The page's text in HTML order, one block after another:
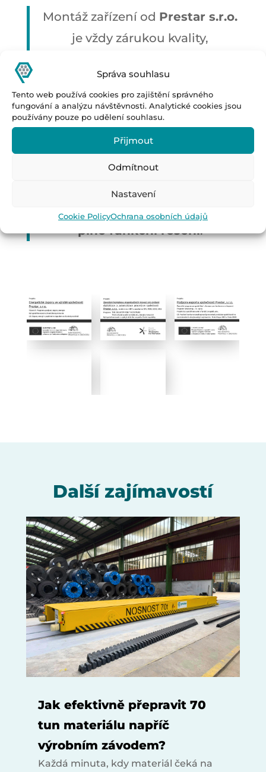
Správa souhlasu
Tento web používá cookies pro zajištění správného
fungování a analýzu návštěvnosti. Analytické cookies jsou
používány pouze po udělení souhlasu.
Přijmout
Odmítnout
Nastavení
Cookie PolicyOchrana osobních údajů
Montáž zařízení od Prestar s.r.o.
je vždy zárukou kvality,
přístupu.
Ať už jde o jednoduchou
montáž manipulační techniky
nebo o komplexní
automatizované linky na
zpracování trubek a tyčí
plně funkční řešení.
Další zajímavostí
Jak efektivně přepravit 70
tun materiálu napříč
výrobním závodem?
Každá minuta, kdy materiál čeká na